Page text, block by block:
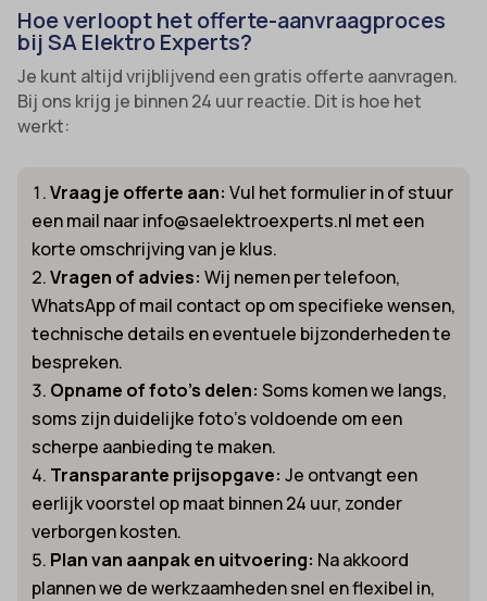
Hoe verloopt het offerte-aanvraagproces
bij SA Elektro Experts?
Je kunt altijd vrijblijvend een gratis offerte aanvragen.
Bij ons krijg je binnen 24 uur reactie. Dit is hoe het
werkt:
Vraag je offerte aan: Vul het formulier in of stuur
een mail naar info@saelektroexperts.nl met een
korte omschrijving van je klus.
Vragen of advies: Wij nemen per telefoon,
WhatsApp of mail contact op om specifieke wensen,
technische details en eventuele bijzonderheden te
bespreken.
Opname of foto’s delen: Soms komen we langs,
soms zijn duidelijke foto’s voldoende om een
scherpe aanbieding te maken.
Transparante prijsopgave: Je ontvangt een
eerlijk voorstel op maat binnen 24 uur, zonder
verborgen kosten.
Plan van aanpak en uitvoering: Na akkoord
plannen we de werkzaamheden snel en flexibel in,